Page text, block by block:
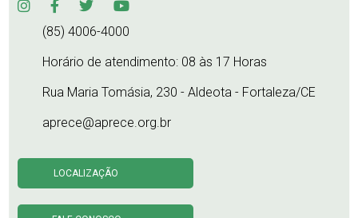
(85) 4006-4000
Horário de atendimento: 08 às 17 Horas
Rua Maria Tomásia, 230 - Aldeota - Fortaleza/CE
aprece@aprece.org.br
LOCALIZAÇÃO